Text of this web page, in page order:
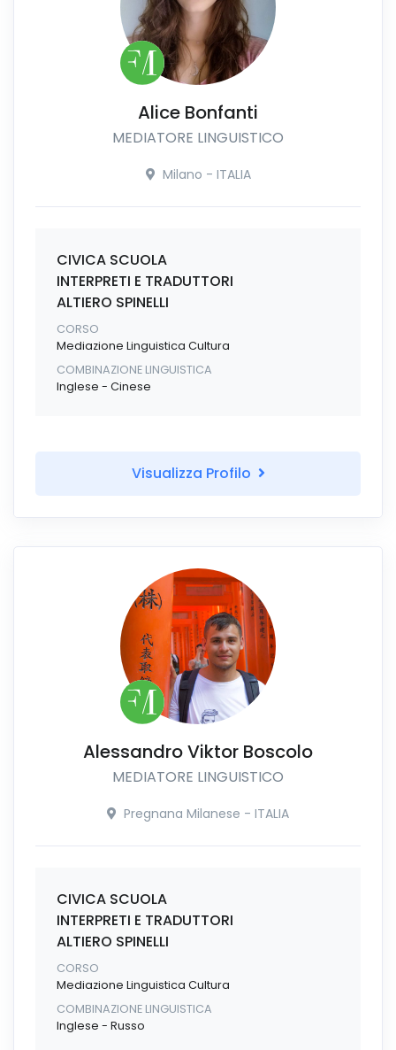
Alice Bonfanti
MEDIATORE LINGUISTICO
Milano - ITALIA
CIVICA SCUOLA
INTERPRETI E TRADUTTORI
ALTIERO SPINELLI
CORSO
Mediazione Linguistica Cultura
COMBINAZIONE LINGUISTICA
Inglese - Cinese
Visualizza Profilo
Alessandro Viktor Boscolo
MEDIATORE LINGUISTICO
Pregnana Milanese - ITALIA
CIVICA SCUOLA
INTERPRETI E TRADUTTORI
ALTIERO SPINELLI
CORSO
Mediazione Linguistica Cultura
COMBINAZIONE LINGUISTICA
Inglese - Russo